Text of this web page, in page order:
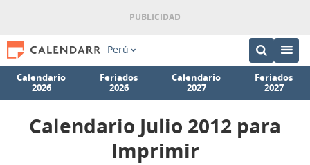
Perú
Calendario
2026
Feriados
2026
Calendario
2027
Feriados
2027
Calendario Julio 2012 para
Imprimir